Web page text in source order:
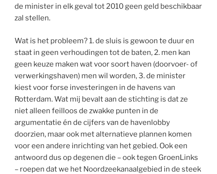
de minister in elk geval tot 2010 geen geld beschikbaar
zal stellen.
Wat is het probleem? 1. de sluis is gewoon te duur en
staat in geen verhoudingen tot de baten, 2. men kan
geen keuze maken wat voor soort haven (doorvoer- of
verwerkingshaven) men wil worden, 3. de minister
kiest voor forse investeringen in de havens van
Rotterdam. Wat mij bevalt aan de stichting is dat ze
niet alleen feilloos de zwakke punten in de
argumentatie én de cijfers van de havenlobby
doorzien, maar ook met alternatieve plannen komen
voor een andere inrichting van het gebied. Ook een
antwoord dus op degenen die – ook tegen GroenLinks
– roepen dat we het Noordzeekanaalgebied in de steek